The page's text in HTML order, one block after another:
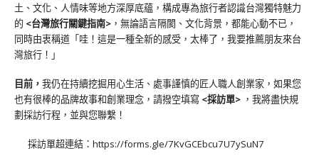
土、文化、人情味等地方深厚底蘊，構成專為旅行者認識台灣獨特魅力
的 <台灣旅行關鍵指南> ，無論語言隔閡、文化背景，都能心動不已，
同時由衷稱道「哇！這是一種全新的感受，太棒了，我要推薦朋友來台
灣旅行！」
目前， 我仍在持續挖掘用心生活、處事謹慎的匠人職人創業家，如果您
也有很棒的品牌故事和創業理念，請撥空填寫 <採訪單> ，我將盡快規
劃採訪行程，並與您聯繫！
採訪單超連結： https://forms.gle/7KvGCEbcu7U7ySuN7